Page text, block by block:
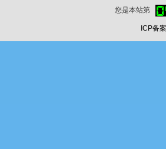
您是本站第
ICP备